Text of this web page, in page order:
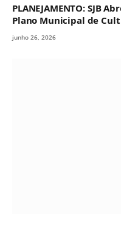
PLANEJAMENTO: SJB
Plano Municipal de
junho 26, 2026